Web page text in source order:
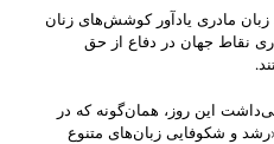
جهانی زبان مادری یادآور کوشش‌های زنان
نقاط جهان در دفاع از حق
این روز، همان‌گونه که در
و شکوفایی زبان‌های متنوع